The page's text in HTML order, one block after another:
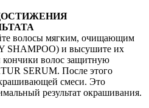
волосы мягким, очищающим
SHAMPOO) и высушите их
волос защитную
SERUM. После этого
смеси. Это
результат окрашивания.